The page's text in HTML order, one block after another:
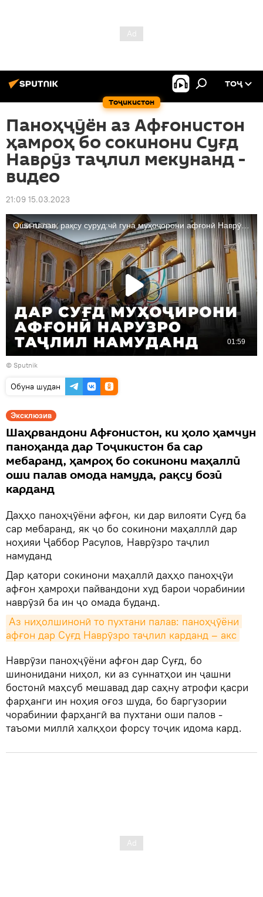
Тоҷикистон
ТОҶ
Паноҳҷӯён аз Афғонистон
ҳамроҳ бо сокинони Суғд
Наврӯз таҷлил мекунанд -
видео
21:09 15.03.2023
© Sputnik
Обуна шудан
Эксклюзив
Шаҳрвандони Афғонистон, ки ҳоло ҳамчун
паноҳанда дар Тоҷикистон ба сар
мебаранд, ҳамроҳ бо сокинони маҳаллӣ
оши палав омода намуда, рақсу бозӣ
карданд
Даҳҳо паноҳҷӯёни афғон, ки дар вилояти Суғд ба
сар мебаранд, як ҷо бо сокинони маҳалллӣ дар
ноҳияи Ҷаббор Расулов, Наврӯзро таҷлил
намуданд
Дар қатори сокинони маҳаллӣ даҳҳо паноҳҷӯи
афғон ҳамроҳи пайвандони худ барои чорабинии
наврӯзӣ ба ин ҷо омада буданд.
Аз ниҳолшинонӣ то пухтани палав: паноҳҷӯёни
афғон дар Суғд Наврӯзро таҷлил карданд – акс
Наврӯзи паноҳҷӯёни афғон дар Суғд, бо
шинонидани ниҳол, ки аз суннатҳои ин ҷашни
бостонӣ маҳсуб мешавад дар саҳну атрофи қасри
фарҳанги ин ноҳия оғоз шуда, бо баргузории
чорабинии фарҳангӣ ва пухтани оши палов -
таъоми миллӣ халқҳои форсу тоҷик идома кард.